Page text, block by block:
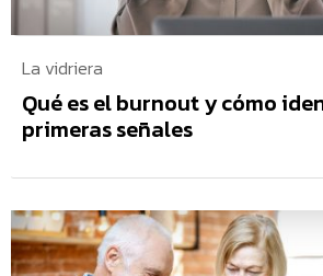
La vidriera
Qué es el burnout y cómo
primeras señales